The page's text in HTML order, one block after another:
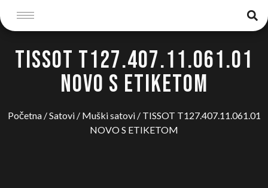
TISSOT T127.407.11.061.01
NOVO S ETIKETOM
Početna/Satovi/ Muški satovi/ TISSOT T127.407.11.061.01
NOVO S ETIKETOM